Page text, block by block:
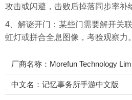
攻击或闪避，击败后掉落同步率补
4、解谜开门：某些门需要解开关
虹灯或拼合全息图像，考验观察力。
厂商名称：Morefun Technology
中文名：记忆事务所手游中文版